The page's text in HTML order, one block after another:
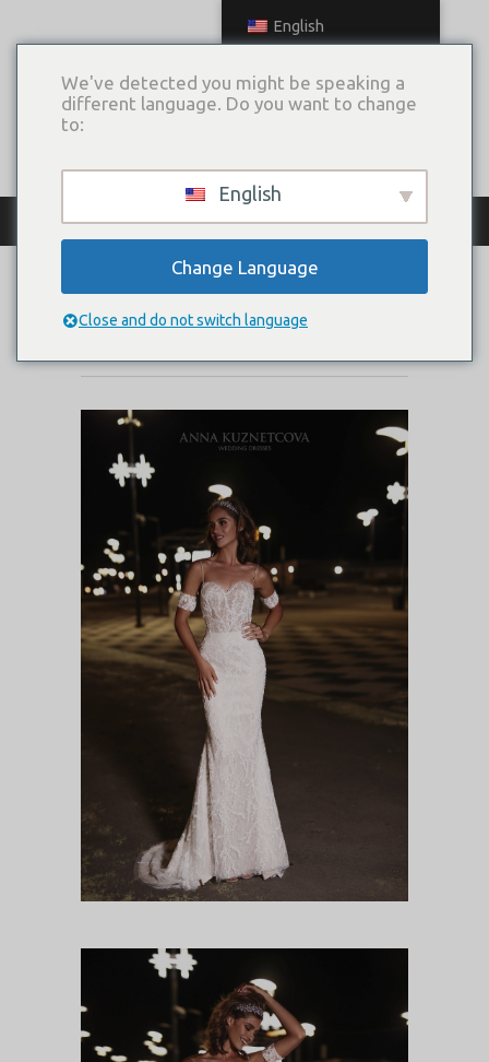
КАТАЛОГ ПЛАТЬЕВ
ABU DHABI
English
We've detected you might be speaking a
different language. Do you want to change
to:
English
Change Language
Close and do not switch language